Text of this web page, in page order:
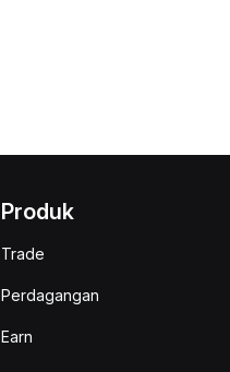
Produk
Trade
Perdagangan
Earn